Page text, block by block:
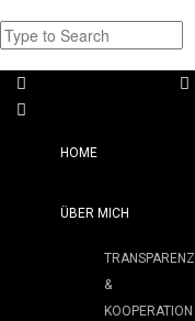
HOME
ÜBER MICH
TRANSPARENZ
&
KOOPERATION